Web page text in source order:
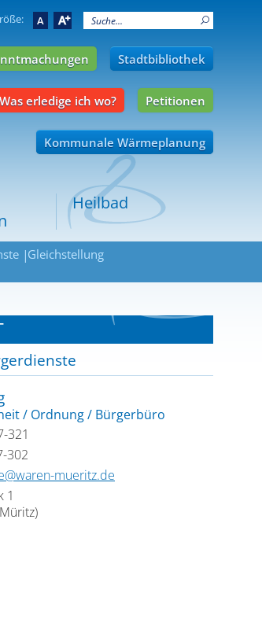
A A
Stadtbibliothek
Was erledige ich wo? Petitionen
Kommunale Wärmeplanung
Heilbad
Gleichstellung
/ Ordnung / Bürgerbüro
321
302
mueritz.de
1